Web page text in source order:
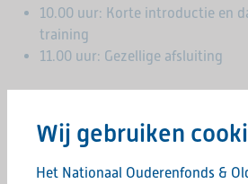
10.00 uur: Korte introductie en
training
11.00 uur: Gezellige afsluiting
meenemen.
Aanmelden & info
Wij gebruiken
Het Nationaal Ouderenfonds &